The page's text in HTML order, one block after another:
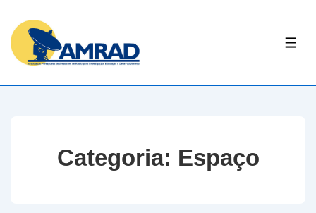
Skip
Content
Categoria: Espaço